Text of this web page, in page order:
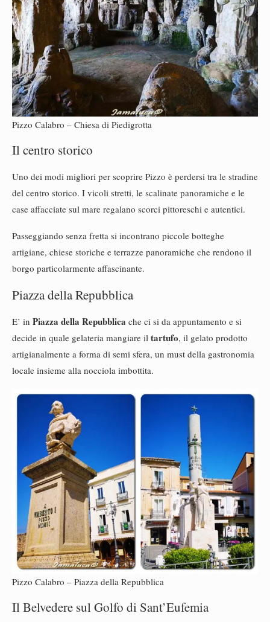
Pizzo Calabro – Chiesa di Piedigrotta
Il centro storico
Uno dei modi migliori per scoprire Pizzo è perdersi tra le stradine
del centro storico. I vicoli stretti, le scalinate panoramiche e le
case affacciate sul mare regalano scorci pittoreschi e autentici.
Passeggiando senza fretta si incontrano piccole botteghe
artigiane, chiese storiche e terrazze panoramiche che rendono il
borgo particolarmente affascinante.
Piazza della Repubblica
E’ in Piazza della Repubblica che ci si da appuntamento e si
decide in quale gelateria mangiare il tartufo, il gelato prodotto
artigianalmente a forma di semi sfera, un must della gastronomia
locale insieme alla nocciola imbottita.
Pizzo Calabro – Piazza della Repubblica
Il Belvedere sul Golfo di Sant’Eufemia